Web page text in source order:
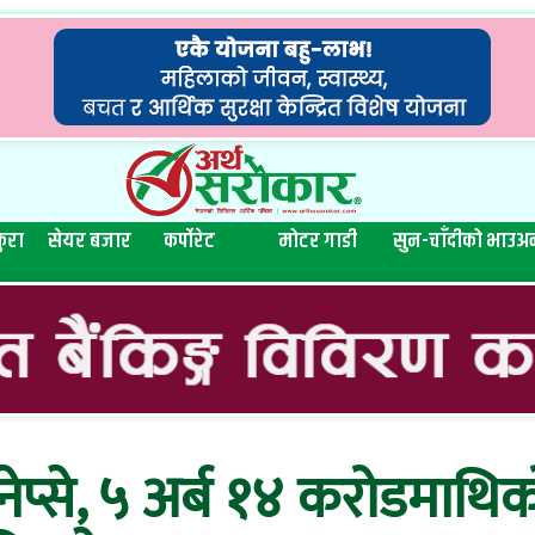
सेयर बजार कर्पोरेट मोटर गाडी सुन-चाँदीको भाउ
५ अर्ब १४